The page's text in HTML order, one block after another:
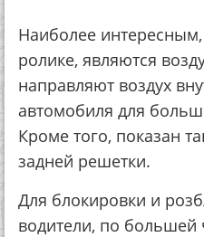
Наиболее
ролике, являются
направляют воздух
автомобиля для
Кроме того, показан
задней решетки.
Для блокировки и
водители, по большей